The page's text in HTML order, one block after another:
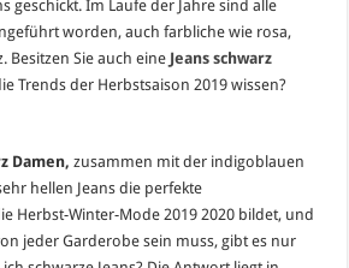
geschickt. Im Laufe der Jahre sind alle
worden, auch farbliche wie rosa,
Besitzen Sie auch eine Jeans schwarz
Trends der Herbstsaison 2019 wissen?
Damen, zusammen mit der indigoblauen
hellen Jeans die perfekte
Herbst-Winter-Mode 2019 2020 bildet, und
jeder Garderobe sein muss, gibt es nur